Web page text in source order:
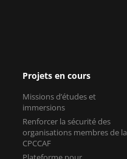
Projets en cours
Missions d’études et
immersions
Renforcer la sécurité des
organisations membres de la
CPCCAF